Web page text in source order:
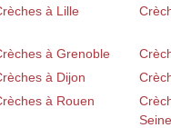
à Lille
à Grenoble
à Dijon
à Rouen
Seine